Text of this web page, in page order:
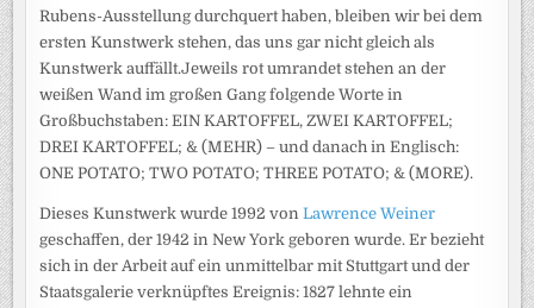
Rubens-Ausstellung durchquert haben, bleiben wir bei dem
ersten Kunstwerk stehen, das uns gar nicht gleich als
Kunstwerk auffällt.Jeweils rot umrandet stehen an der
weißen Wand im großen Gang folgende Worte in
Großbuchstaben: EIN KARTOFFEL, ZWEI KARTOFFEL;
DREI KARTOFFEL; & (MEHR) – und danach in Englisch:
ONE POTATO; TWO POTATO; THREE POTATO; & (MORE).
Dieses Kunstwerk wurde 1992 vonLawrence Weiner
geschaffen, der 1942 in New York geboren wurde. Er bezieht
sich in der Arbeit auf ein unmittelbar mit Stuttgart und der
Staatsgalerie verknüpftes Ereignis: 1827 lehnte ein